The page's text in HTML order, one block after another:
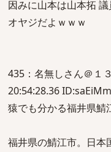
因みに山本は山本拓
オヤジだよｗｗｗ
435：名無しさん＠１
20:54:28.36
猿でも分かる福井県鯖
福井県の鯖江市。日本